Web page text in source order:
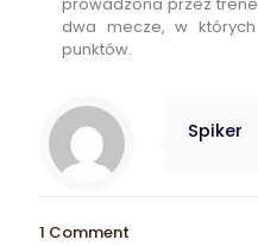
dwa mecze, w
punktów.
Spiker
1 Comment